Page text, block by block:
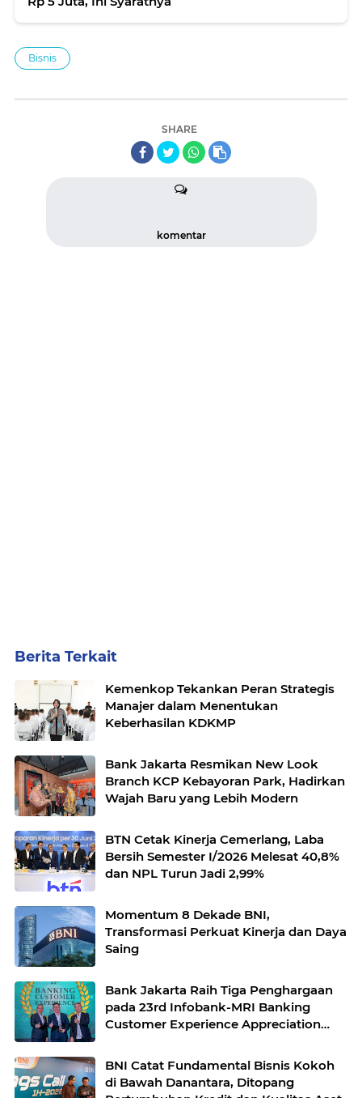
Bisnis
SHARE
komentar
Berita Terkait
Kemenkop Tekankan Peran Strategis
Manajer dalam Menentukan
Keberhasilan KDKMP
Bank Jakarta Resmikan New Look
Branch KCP Kebayoran Park, Hadirkan
Wajah Baru yang Lebih Modern
BTN Cetak Kinerja Cemerlang, Laba
Bersih Semester I/2026 Melesat 40,8%
dan NPL Turun Jadi 2,99%
Momentum 8 Dekade BNI,
Transformasi Perkuat Kinerja dan Daya
Saing
Bank Jakarta Raih Tiga Penghargaan
pada 23rd Infobank-MRI Banking
Customer Experience Appreciation
BNI Catat Fundamental Bisnis Kokoh
di Bawah Danantara, Ditopang